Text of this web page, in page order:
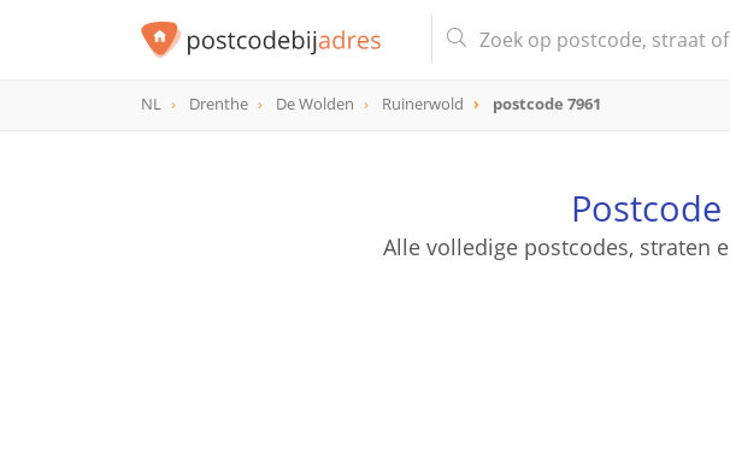
NL Drenthe De Wolden Ruinerwold postcode 7961
Alle volledige postcodes, straten